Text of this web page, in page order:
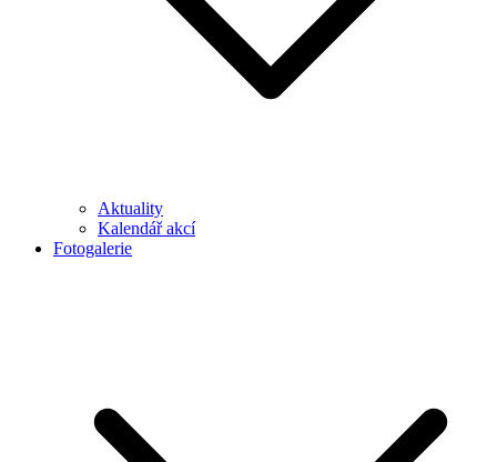
Aktuality
Kalendář akcí
Fotogalerie